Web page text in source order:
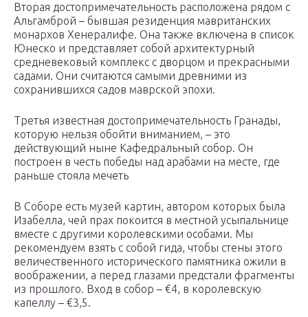
Вторая достопримечательность расположена рядом с
Альгамброй – бывшая резиденция мавританских
монархов Хенералифе. Она также включена в список
Юнеско и представляет собой архитектурный
средневековый комплекс с дворцом и прекрасными
садами. Они считаются самыми древними из
сохранившихся садов маврской эпохи.
Третья известная достопримечательность Гранады,
которую нельзя обойти вниманием, – это
действующий ныне Кафедральный собор. Он
построен в честь победы над арабами на месте, где
раньше стояла мечеть
В Соборе есть музей картин, автором которых была
Изабелла, чей прах покоится в местной усыпальнице
вместе с другими королевскими особами. Мы
рекомендуем взять с собой гида, чтобы стены этого
величественного исторического памятника ожили в
воображении, а перед глазами предстали фрагменты
из прошлого. Вход в собор – €4, в королевскую
капеллу – €3,5.